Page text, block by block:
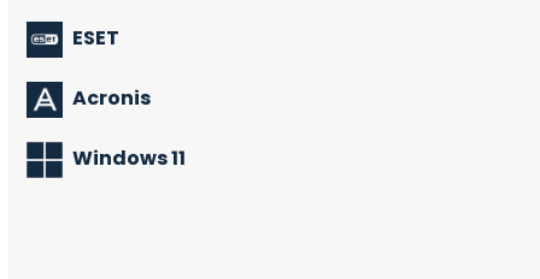
ESET
Acronis
Windows 11